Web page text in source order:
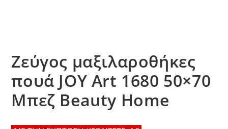
Ζεύγος μαξιλαροθήκες
πουά JOY Art 1680 50×70
Μπεζ Beauty Home